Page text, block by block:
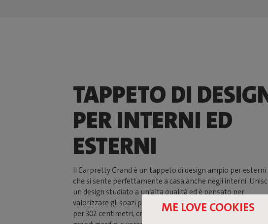
ME LOVE COOKIES
TAPPETO DI
PER INTERNI ED
ESTERNI
Il Carpretty Grand è un tappeto di design ampio per esterni
che si sente perfettamente a casa anche negli interni.
un design studiato a un’alta qualità ed è pensato per
valorizzare gli spazi più grandi. Con le sue dimensioni di 200
per 302 centimetri, crea una base solida per terrazze